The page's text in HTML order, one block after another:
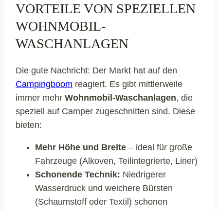
VORTEILE VON SPEZIELLEN
WOHNMOBIL-
WASCHANLAGEN
Die gute Nachricht: Der Markt hat auf den
Campingboom reagiert. Es gibt mittlerweile
immer mehr Wohnmobil-Waschanlagen, die
speziell auf Camper zugeschnitten sind. Diese
bieten:
Mehr Höhe und Breite – ideal für große
Fahrzeuge (Alkoven, Teilintegrierte, Liner)
Schonende Technik: Niedrigerer
Wasserdruck und weichere Bürsten
(Schaumstoff oder Textil) schonen